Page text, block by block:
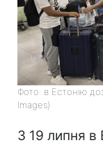
Фото: в Естонію
Images)
З 19 липня в